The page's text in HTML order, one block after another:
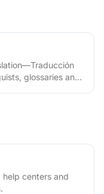
glossaries and
help centers and